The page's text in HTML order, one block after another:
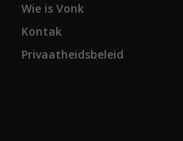
Wie is Vonk
Kontak
Privaatheidsbeleid